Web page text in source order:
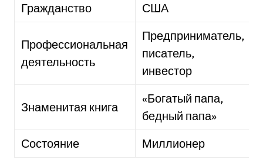
Гражданство
США
Профессиональная
деятельность
Предприниматель,
писатель,
инвестор
Знаменитая книга
«Богатый папа,
бедный папа»
Состояние
Миллионер